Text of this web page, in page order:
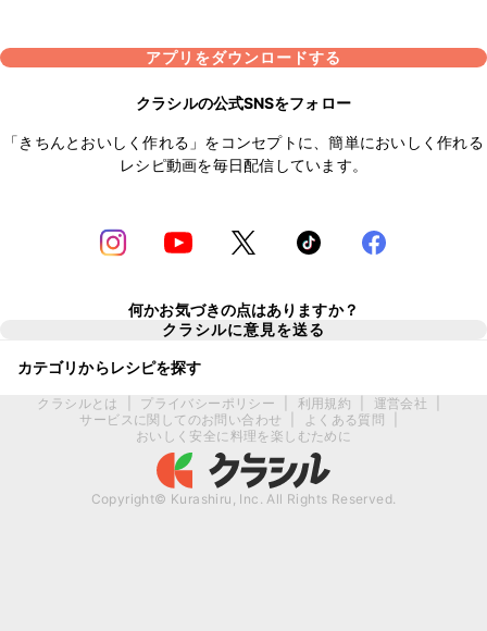
アプリをダウンロードする
クラシルの公式SNSをフォロー
「きちんとおいしく作れる」をコンセプトに、簡単においしく作れる
レシピ動画を毎日配信しています。
何かお気づきの点はありますか？
クラシルに意見を送る
カテゴリからレシピを探す
クラシルとは プライバシーポリシー 利用規約 運営会社
サービスに関してのお問い合わせ
よくある質問
おいしく安全に料理を楽しむために
Copyright© Kurashiru, Inc. All Rights Reserved.